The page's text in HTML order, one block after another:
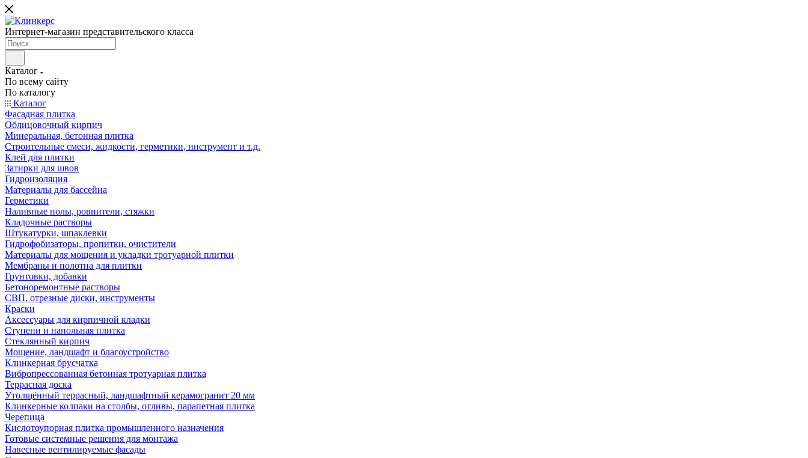
Интернет-магазин представительского класса
Каталог
По всему сайту
По каталогу
Каталог
Фасадная плитка
Облицовочный кирпич
Минеральная, бетонная плитка
Строительные смеси, жидкости, герметики, инструмент и т.д.
Клей для плитки
Затирки для швов
Гидроизоляция
Материалы для бассейна
Герметики
Наливные полы, ровнители, стяжки
Кладочные растворы
Штукатурки, шпаклевки
Гидрофобизаторы, пропитки, очистители
Материалы для мощения и укладки тротуарной плитки
Мембраны и полотна для плитки
Грунтовки, добавки
Бетоноремонтные растворы
СВП, отрезные диски, инструменты
Краски
Аксессуары для кирпичной кладки
Ступени и напольная плитка
Cтеклянный кирпич
Мощение, ландшафт и благоустройство
Клинкерная брусчатка
Вибропрессованная бетонная тротуарная плитка
Террасная доска
Утолщённый террасный, ландшафтный керамогранит 20 мм
Клинкерные колпаки на столбы, отливы, парапетная плитка
Черепица
Кислотоупорная плитка промышленного назначения
Готовые системные решения для монтажа
Навесные вентилируемые фасады